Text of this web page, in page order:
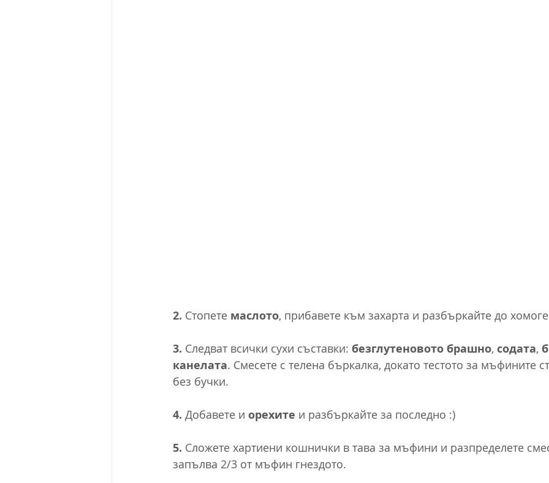
2. Стопете маслото, прибавете към захарта и разбъркайте до
3. Следват всички сухи съставки: безглутеновото брашно, содата,
канелата. Смесете с телена бъркалка, докато тестото за мъфините
без бучки.
4. Добавете и орехите и разбъркайте за последно :)
5. Сложете хартиени кошнички в тава за мъфини и разпределете
запълва 2/3 от мъфин гнездото.